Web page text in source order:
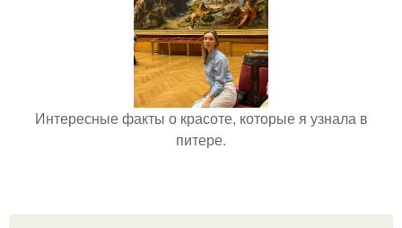
Интересные факты о красоте, которые я узнала в
питере.